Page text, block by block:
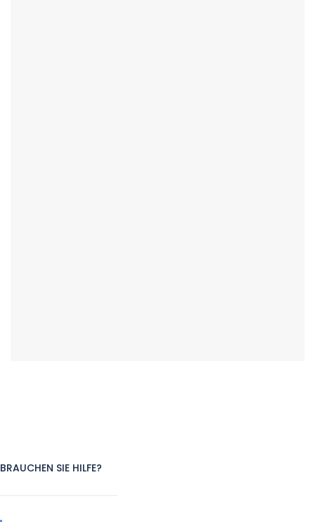
BRAUCHEN SIE HILFE?